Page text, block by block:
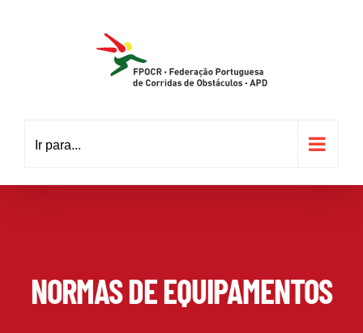
Ir para...
NORMAS DE EQUIPAMENTOS